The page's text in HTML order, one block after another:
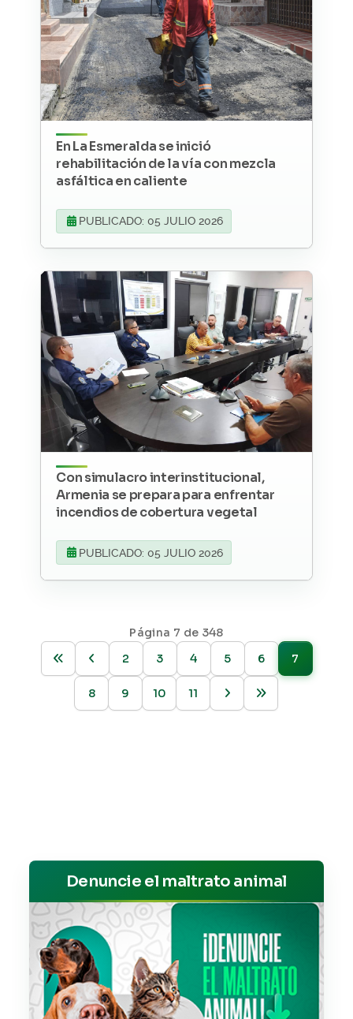
En La Esmeralda se inició
rehabilitación de la vía con mezcla
asfáltica en caliente
PUBLICADO: 05 JULIO 2026
Con simulacro interinstitucional,
Armenia se prepara para enfrentar
incendios de cobertura vegetal
PUBLICADO: 05 JULIO 2026
Página 7 de 348
2
3 4 5 6 7
8 9 10 11
Denuncie el maltrato animal